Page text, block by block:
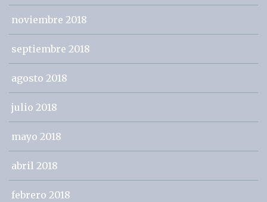
noviembre 2018
septiembre 2018
agosto 2018
julio 2018
mayo 2018
abril 2018
febrero 2018